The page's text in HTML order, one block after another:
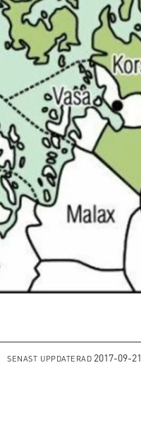
SENAST UPPDATERAD 2017-09-